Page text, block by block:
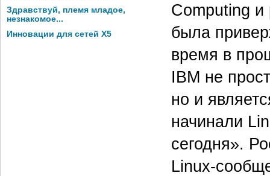
Здравствуй, племя младое,
незнакомое...
Инновации для сетей X5
Computing и
была
время в
IBM не
но и
начинали
сегодня».
Linux-